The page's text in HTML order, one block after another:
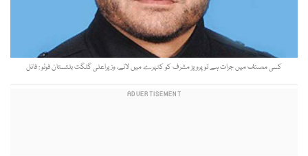
کسی مصنف میں جرات ہے تو پرویز مشرف کو کٹہرے میں لائے، وزیراعلی گلگت بلتستان فوٹو : فائل